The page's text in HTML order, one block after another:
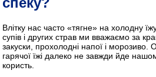
Влітку нас часто «тягне» на холодну
супів і других страв ми вважаємо за
закуски, прохолодні напої і морозиво.
гарячої їжі далеко не завжди йде
користь.